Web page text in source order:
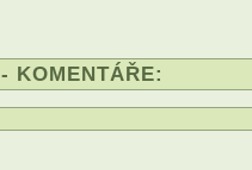
KOMENTÁŘE: